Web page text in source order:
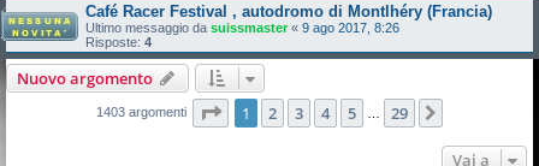
Café Racer Festival , autodromo di Montlhéry (Francia)
Ultimo messaggio da suissmaster« 9 ago 2017, 8:26
Risposte: 4
Nuovo argomento
1403 argomenti Pagina di 29
1 2 3 4 5 29
Vai a